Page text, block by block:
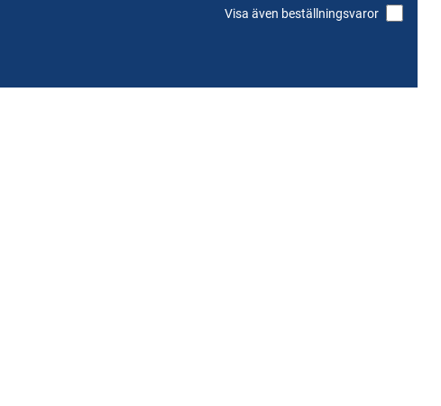
Visa även beställningsvaror